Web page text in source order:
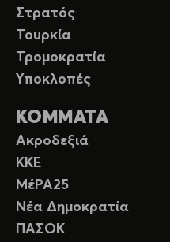
Στρατός
Τουρκία
Τρομοκρατία
Υποκλοπές
ΚΟΜΜΑΤΑ
Ακροδεξιά
ΚΚΕ
ΜέΡΑ25
Νέα Δημοκρατία
ΠΑΣΟΚ